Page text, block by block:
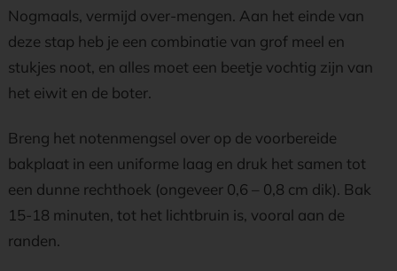
Nogmaals, vermijd over-mengen. Aan het einde van
deze stap heb je een combinatie van grof meel en
stukjes noot, en alles moet een beetje vochtig zijn van
het eiwit en de boter.
Breng het notenmengsel over op de voorbereide
bakplaat in een uniforme laag en druk het samen tot
een dunne rechthoek (ongeveer 0,6 – 0,8 cm dik). Bak
15-18 minuten, tot het lichtbruin is, vooral aan de
randen.